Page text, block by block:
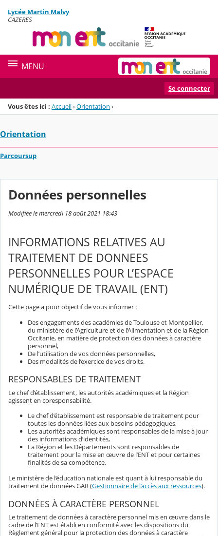
Menu de la rubrique
Contenu
Lycée Martin Malvy
CAZERES
MENU
Se connecter
Vous êtes ici : Accueil›Orientation ›
Orientation
Parcoursup
Données personnelles
Modifiée le mercredi 18 août 2021 18:43
INFORMATIONS RELATIVES AU
TRAITEMENT DE DONNEES
PERSONNELLES POUR L’ESPACE
NUMÉRIQUE DE TRAVAIL (ENT)
Cette page a pour objectif de vous informer :
Des engagements des académies de Toulouse et Montpellier,
du ministère de l’Agriculture et de l’Alimentation et de la Région
Occitanie, en matière de protection des données à caractère
personnel,
De l’utilisation de vos données personnelles,
Des modalités de l’exercice de vos droits.
RESPONSABLES DE TRAITEMENT
Le chef d’établissement, les autorités académiques et la Région
agissent en coresponsabilité.
Le chef d’établissement est responsable de traitement pour
toutes les données liées aux besoins pédagogiques,
Les autorités académiques sont responsables de la mise à jour
des informations d’identités,
La Région et les Départements sont responsables de
traitement pour la mise en œuvre de l’ENT et pour certaines
finalités de sa compétence,
Le ministère de l’éducation nationale est quant à lui responsable du
traitement de données GAR (Gestionnaire de l’accès aux ressources).
DONNÉES À CARACTÈRE PERSONNEL
Le traitement de données à caractère personnel mis en œuvre dans le
cadre de l’ENT est établi en conformité avec les dispositions du
Règlement général pour la protection des données à caractère